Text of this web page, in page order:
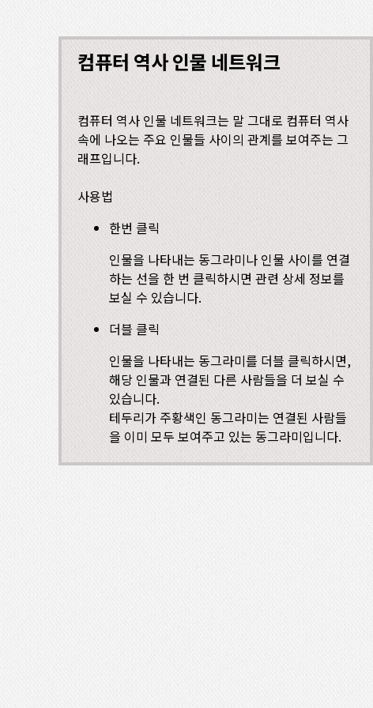
컴퓨터 역사 인물 네트워크
컴퓨터 역사 인물 네트워크는 말 그대로 컴퓨터 역사
속에 나오는 주요 인물들 사이의 관계를 보여주는 그
래프입니다.
사용법
한번 클릭
인물을 나타내는 동그라미나 인물 사이를 연결
하는 선을 한 번 클릭하시면 관련 상세 정보를
보실 수 있습니다.
더블 클릭
인물을 나타내는 동그라미를 더블 클릭하시면,
해당 인물과 연결된 다른 사람들을 더 보실 수
있습니다.
테두리가 주황색인 동그라미는 연결된 사람들
을 이미 모두 보여주고 있는 동그라미입니다.